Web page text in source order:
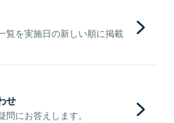
覧を実施日の新しい順に掲載
せ
にお答えします。